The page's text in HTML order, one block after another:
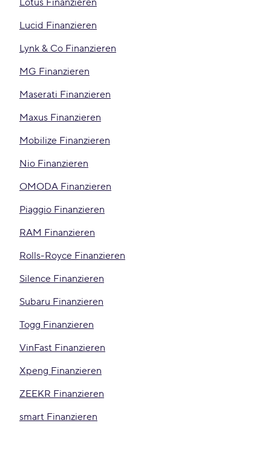
Lotus Finanzieren
Lucid Finanzieren
Lynk & Co Finanzieren
MG Finanzieren
Maserati Finanzieren
Maxus Finanzieren
Mobilize Finanzieren
Nio Finanzieren
OMODA Finanzieren
Piaggio Finanzieren
RAM Finanzieren
Rolls-Royce Finanzieren
Silence Finanzieren
Subaru Finanzieren
Togg Finanzieren
VinFast Finanzieren
Xpeng Finanzieren
ZEEKR Finanzieren
smart Finanzieren